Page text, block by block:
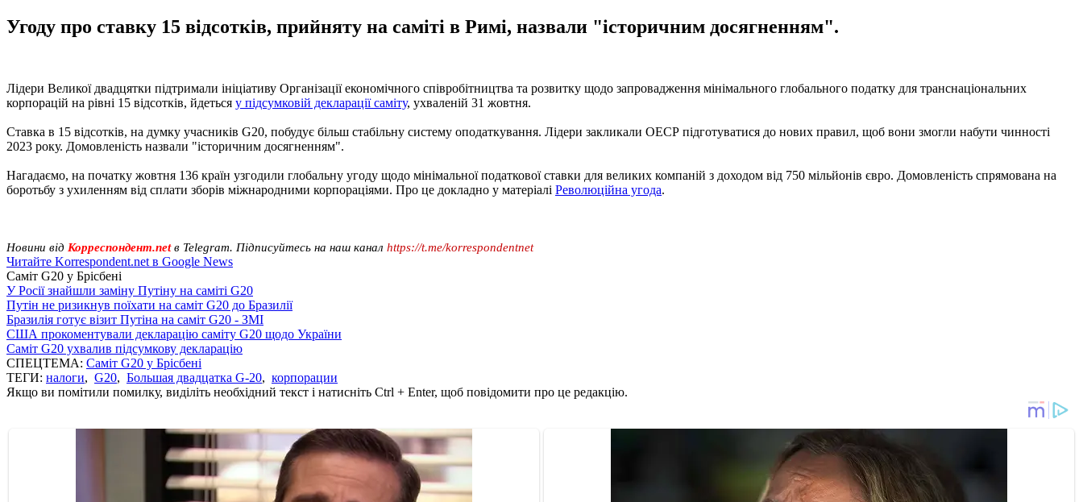
Угоду про ставку 15 відсотків, прийняту на саміті в Римі, назвали "історичним досягненням".
Лідери Великої двадцятки підтримали ініціативу Організації економічного співробітництва та розвитку щодо запровадження мінімального глобального податку для транснаціональних
корпорацій на рівні 15 відсотків, йдеться у підсумковій декларації саміту, ухваленій 31 жовтня.
Ставка в 15 відсотків, на думку учасників G20, побудує більш стабільну систему оподаткування. Лідери закликали ОЕСР підготуватися до нових правил, щоб вони змогли набути чинності
2023 року. Домовленість назвали "історичним досягненням".
Нагадаємо, на початку жовтня 136 країн узгодили глобальну угоду щодо мінімальної податкової ставки для великих компаній з доходом від 750 мільйонів євро. Домовленість спрямована на
боротьбу з ухиленням від сплати зборів міжнародними корпораціями. Про це докладно у матеріалі Революційна угода.
Новини від Корреспондент.netв Telegram. Підписуйтесь на наш канал https://t.me/korrespondentnet
Читайте Korrespondent.net в Google News
Саміт G20 у Брісбені
У Росії знайшли заміну Путіну на саміті G20
Путін не ризикнув поїхати на саміт G20 до Бразилії
Бразилія готує візит Путіна на саміт G20 - ЗМІ
США прокоментували декларацію саміту G20 щодо України
Саміт G20 ухвалив підсумкову декларацію
СПЕЦТЕМА: Саміт G20 у Брісбені
ТЕГИ: налоги, G20, Большая двадцатка G-20, корпорации
Якщо ви помітили помилку, виділіть необхідний текст і натисніть Ctrl + Enter, щоб повідомити про це редакцію.